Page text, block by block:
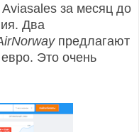
Aviasales за месяц до
Два
предлагают
Это очень